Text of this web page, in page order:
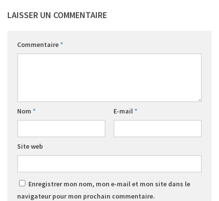
LAISSER UN COMMENTAIRE
Commentaire*
Nom * E-mail*
Site web
Enregistrer mon nom, mon e-mail et mon site dans le
navigateur pour mon prochain commentaire.